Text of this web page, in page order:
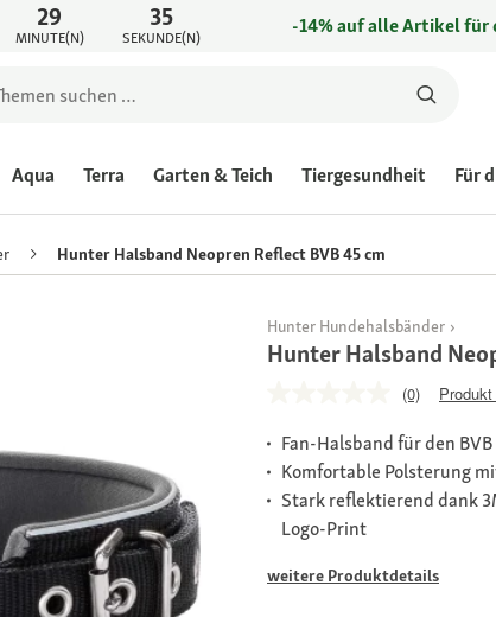
29
MINUTE(N)
35
SEKUNDE(N) -14% auf alle Artikel
Aqua Terra Garten & Teich Tiergesundheit Für
Hunter Halsband Neopren Reflect BVB 45 cm
Hunter Hundehalsbänder
Hunter Halsband
(0)
Fan-Halsband für den BVB
Komfortable Polsterung
Stark reflektierend dank
Logo-Print
weitere Produktdetails